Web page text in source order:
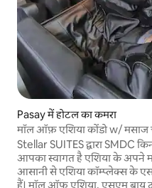
Pasay में होटल का कमरा
मॉल ऑफ़ एशिया कोंडो w/ मसाज
Stellar SUITES द्वारा SMDC
आपका स्वागत है एशिया के अपने
आसानी से एशिया कॉम्प्लेक्स के
हैं। मॉल ऑफ एशिया, एसएम